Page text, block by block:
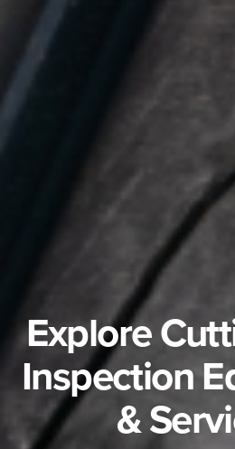
Explore
Inspection
&